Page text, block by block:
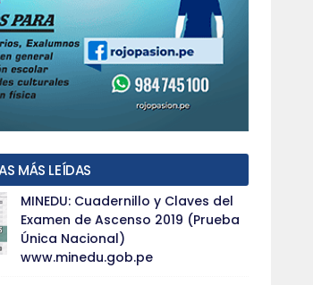
MÁS LEÍDAS
MINEDU: Cuadernillo y Claves del
Examen de Ascenso 2019 (Prueba
Única Nacional)
www.minedu.gob.pe